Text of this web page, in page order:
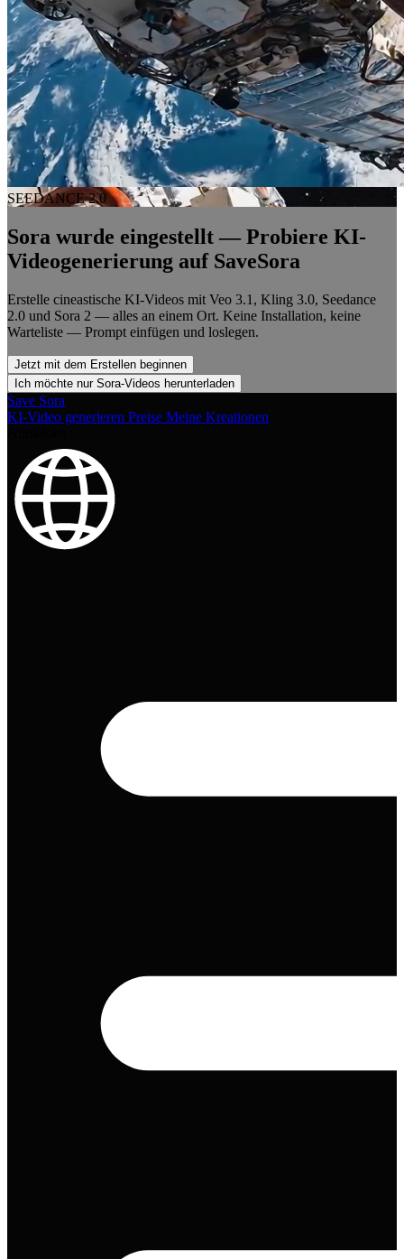
SEEDANCE 2.0
Sora wurde eingestellt — Probiere KI-
Videogenerierung auf SaveSora
Erstelle cineastische KI-Videos mit Veo 3.1, Kling 3.0, Seedance
2.0 und Sora 2 — alles an einem Ort. Keine Installation, keine
Warteliste — Prompt einfügen und loslegen.
Jetzt mit dem Erstellen beginnen
Ich möchte nur Sora-Videos herunterladen
Save Sora
KI-Video generieren Preise Meine Kreationen